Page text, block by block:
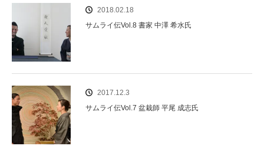
2018.02.18
サムライ伝Vol.8 書家 中澤 希水氏
2017.12.3
サムライ伝Vol.7 盆栽師 平尾 成志氏